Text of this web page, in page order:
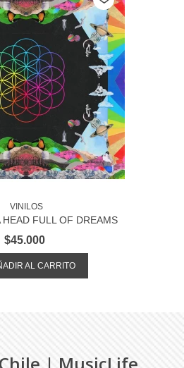
VINILOS
HEAD FULL OF DREAMS
$45.000
AL CARRITO